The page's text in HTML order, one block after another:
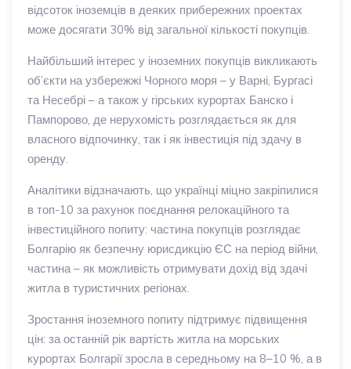
відсоток іноземців в деяких прибережних проектах
може досягати 30% від загальної кількості покупців.
Найбільший інтерес у іноземних покупців викликають
об’єкти на узбережжі Чорного моря – у Варні, Бургасі
та Несебрі – а також у гірських курортах Банско і
Пампорово, де нерухомість розглядається як для
власного відпочинку, так і як інвестиція під здачу в
оренду.
Аналітики відзначають, що українці міцно закріпилися
в топ-10 за рахунок поєднання релокаційного та
інвестиційного попиту: частина покупців розглядає
Болгарію як безпечну юрисдикцію ЄС на період війни,
частина – як можливість отримувати дохід від здачі
житла в туристичних регіонах.
Зростання іноземного попиту підтримує підвищення
цін: за останній рік вартість житла на морських
курортах Болгарії зросла в середньому на 8–10 %, а в